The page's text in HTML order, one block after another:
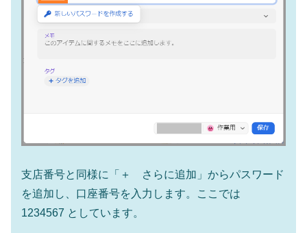
支店番号と同様に「＋ さらに追加」からパスワード
を追加し、口座番号を入力します。ここでは
1234567 としています。